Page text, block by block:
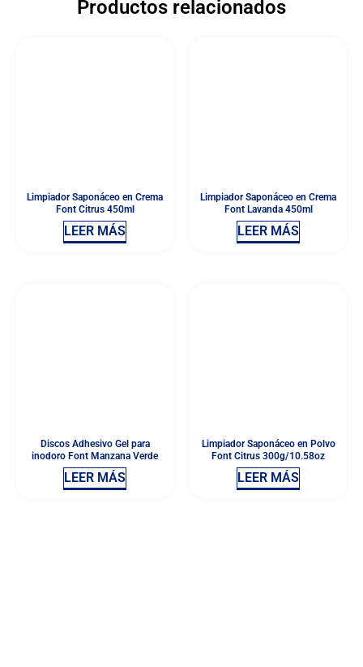
Productos relacionados
Limpiador Saponáceo en Crema
Font Citrus 450ml
LEER MÁS
Limpiador Saponáceo en Crema
Font Lavanda 450ml
LEER MÁS
Discos Adhesivo Gel para
inodoro Font Manzana Verde
LEER MÁS
Limpiador Saponáceo en Polvo
Font Citrus 300g/10.58oz
LEER MÁS